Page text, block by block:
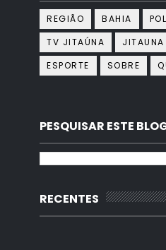
REGIÃO BAHIA
TV JITAÚNA
JITAUNA
ESPORTE
SOBRE
PESQUISAR ESTE
RECENTES